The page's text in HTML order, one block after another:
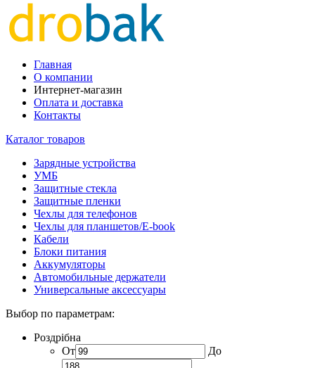
Главная
О компании
Интернет-магазин
Оплата и доставка
Контакты
Каталог товаров
Зарядные устройства
УМБ
Защитные стекла
Защитные пленки
Чехлы для телефонов
Чехлы для планшетов/E-book
Кабели
Блоки питания
Аккумуляторы
Автомобильные держатели
Универсальные аксессуары
Выбор по параметрам:
Роздрібна
От
До